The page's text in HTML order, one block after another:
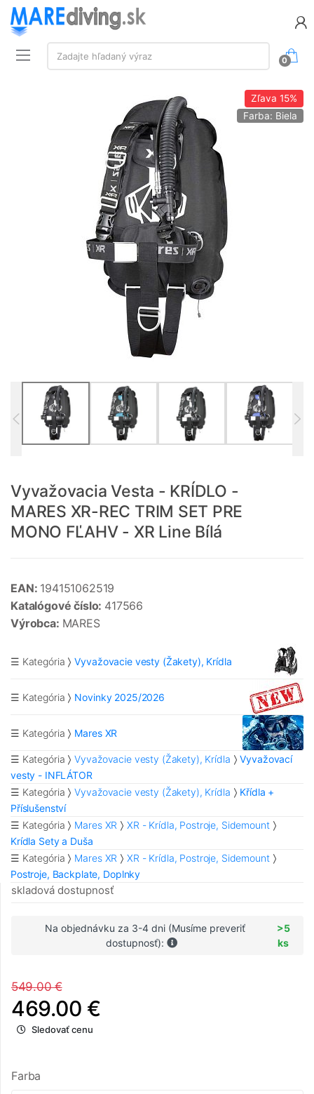
Vyhľadávanie:
Zadajte hľadaný výraz
0
Zľava 15%
Farba: Biela
Vyvažovacia Vesta - KRÍDLO -
MARES XR-REC TRIM SET PRE
MONO FĽAHV - XR Line Bílá
EAN: 194151062519
Katalógové číslo: 417566
Výrobca: MARES
☰ Kategória Vyvažovacie vesty (Žakety), Krídla
☰ Kategória Novinky 2025/2026
☰ Kategória Mares XR
☰ Kategória Vyvažovacie vesty (Žakety), Krídla
Vyvažovací
vesty - INFLÁTOR
☰ Kategória
Vyvažovacie vesty (Žakety), Krídla
Křídla +
Příslušenství
☰ Kategória
Mares XR
XR - Krídla, Postroje, Sidemount
Krídla Sety a Duša
☰ Kategória
Mares XR
XR - Krídla, Postroje, Sidemount
Postroje, Backplate, Doplnky
skladová dostupnosť
Na objednávku za 3-4 dni (Musíme preveriť
dostupnosť):
>5
ks
549.00 €
469.00 €
Sledovať cenu
Farba